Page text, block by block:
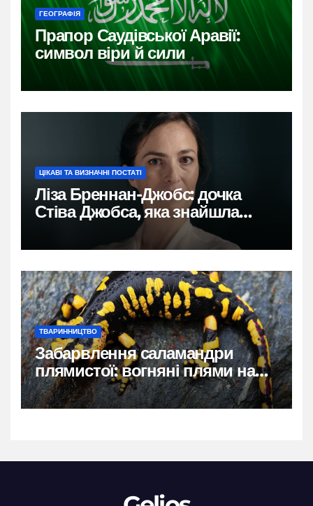
ГЕОГРАФІЯ
Прапор Саудівської Аравії:
символ віри й сили
ЦІКАВІ ТА ВИЗНАЧНІ ПОСТАТІ
Ліза Бреннан-Джобс: дочка
Стіва Джобса, яка знайшла
власний голос
ТВАРИННИЦТВО
Забарвлення саламандри
плямистої: вогняні плями на
чорному тлі